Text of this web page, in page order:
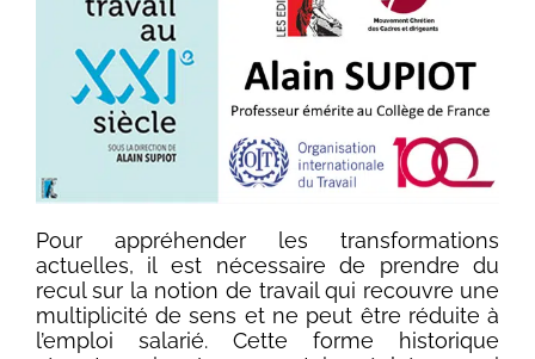
Pour appréhender les transformations
actuelles, il est nécessaire de prendre du
recul sur la notion de travail qui recouvre une
multiplicité de sens et ne peut être réduite à
l’emploi salarié. Cette forme historique